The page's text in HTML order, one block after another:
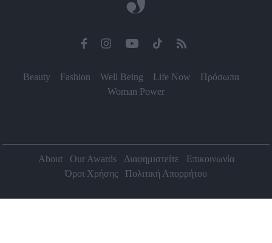
Beauty Fashion Well Being Life Now
Πρόσωπα
Woman Power
About Our Awards Διαφημιστείτε
Επικοινωνία
Όροι Χρήσης
Πολιτική Απορρήτου